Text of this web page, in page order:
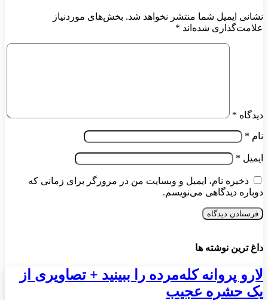
نشانی ایمیل شما منتشر نخواهد شد. بخش‌های موردنیاز
علامت‌گذاری شده‌اند *
دیدگاه *
نام *
ایمیل *
ذخیره نام، ایمیل و وبسایت من در مرورگر برای زمانی که
دوباره دیدگاهی می‌نویسم.
داغ ترین نوشته ها
لارو پروانه کله‌مرده را ببینید + تصاویری از
یک حشره عجیب